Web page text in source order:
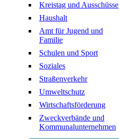
Kreistag und Ausschüsse
Haushalt
Amt für Jugend und
Familie
Schulen und Sport
Soziales
Straßenverkehr
Umweltschutz
Wirtschaftsförderung
Zweckverbände und
Kommunalunternehmen